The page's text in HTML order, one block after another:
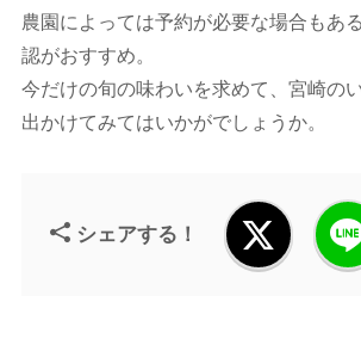
農園によっては予約が必要な場合もあ
認がおすすめ。
今だけの旬の味わいを求めて、宮崎の
出かけてみてはいかがでしょうか。
シェアする！